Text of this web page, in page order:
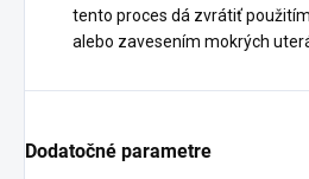
tento proces dá zvrátiť
alebo zavesením mokrých
Dodatočné parametre